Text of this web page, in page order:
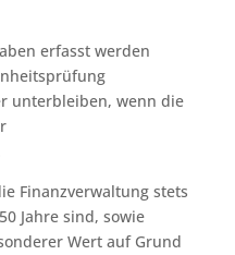
erfasst werden
unterbleiben, wenn die
Finanzverwaltung stets
Jahre sind, sowie
Wert auf Grund